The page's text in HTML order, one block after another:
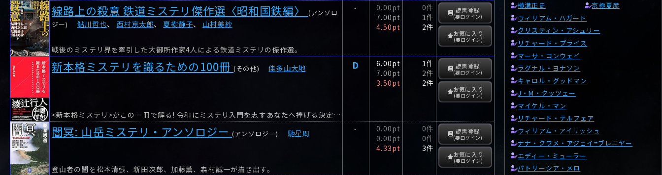
線路上の殺意 鉄道ミステリ傑作選〈昭和国鉄編〉
(アンソロ
ジー)
鮎川哲也、 西村京太郎、 夏樹静子、 山村美紗
戦後のミステリ界を牽引した大御所作家4人による鉄道ミステリの傑作選。
-
0.00pt
7.00pt
4.50pt
0件
1件
2件
読書登録
(要ログイン)
お気に入り
(要ログイン)
新本格ミステリを識るための100冊 (その他) 佳多山大地
<新本格ミステリ>がこの一冊で解る! 令和にミステリ入門を志すあなたへ捧げる決定版ブックガイド!本格ミステリの復興探究運動ーー<新本格ミステリ>ムーブメントは、戦後日本における最長・最...
D
6.00pt
7.00pt
3.50pt
1件
2件
2件
読書登録
(要ログイン)
お気に入り
(要ログイン)
闇冥: 山岳ミステリ・アンソロジー (アンソロジー) 馳星周
登山者の闇を松本清張、新田次郎、加藤薫、森村誠一が描き出す。
-
0.00pt
0.00pt
4.33pt
0件
0件
3件
読書登録
(要ログイン)
お気に入り
(要ログイン)
横溝正史
京極夏彦
ウィリアム・ハガード
クリスティン・アシュリー
リチャード・プライス
マーサ・コンウェイ
ラグナル・ヨナソン
キャロル・グッドマン
J・M・クッツェー
マイケル・マン
リチャード・テルフェア
ウィリアム・アイリッシュ
ナナ・クワメ・アジェイ=ブレニヤー
エディー・ミューラー
パトリーシア・メロ